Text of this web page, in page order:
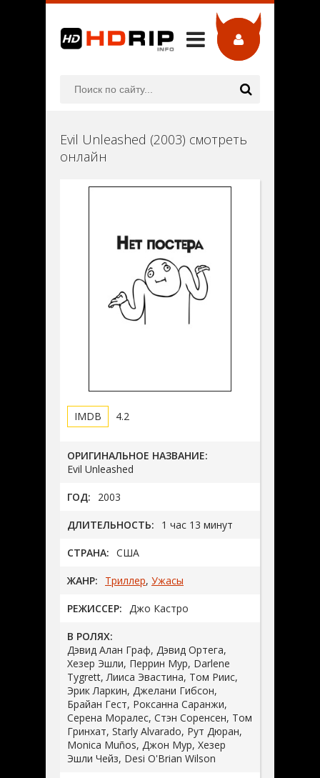
Evil Unleashed (2003) смотреть
онлайн
4.2
ОРИГИНАЛЬНОЕ НАЗВАНИЕ:
Evil Unleashed
ГОД: 2003
ДЛИТЕЛЬНОСТЬ: 1 час 13 минут
СТРАНА: США
ЖАНР: Триллер, Ужасы
РЕЖИССЕР: Джо Кастро
В РОЛЯХ:
Дэвид Алан Граф, Дэвид Ортега,
Хезер Эшли, Перрин Мур, Darlene
Tygrett, Лииса Эвастина, Том Риис,
Эрик Ларкин, Джелани Гибсон,
Брайан Гест, Роксанна Саранжи,
Серена Моралес, Стэн Соренсен, Том
Гринхат, Starly Alvarado, Рут Дюран,
Monica Muños, Джон Мур, Хезер
Эшли Чейз, Desi O'Brian Wilson